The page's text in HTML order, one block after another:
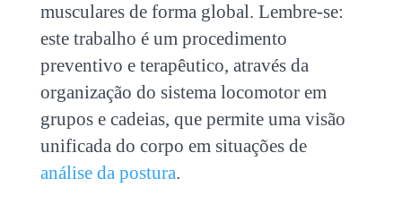
musculares de forma global. Lembre-se:
este trabalho é um procedimento
preventivo e terapêutico, através da
organização do sistema locomotor em
grupos e cadeias, que permite uma visão
unificada do corpo em situações de
análise da postura.